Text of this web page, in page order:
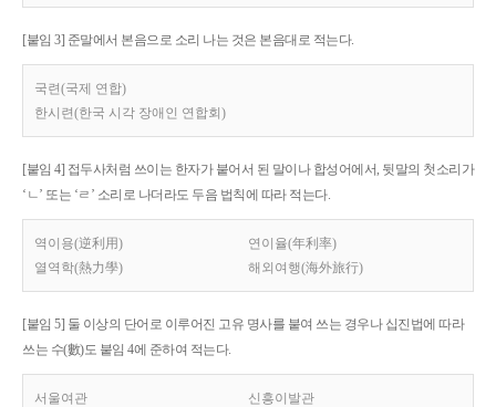
[붙임 3] 준말에서 본음으로 소리 나는 것은 본음대로 적는다.
국련(국제 연합)
한시련(한국 시각 장애인 연합회)
[붙임 4] 접두사처럼 쓰이는 한자가 붙어서 된 말이나 합성어에서, 뒷말의 첫소리가
‘ㄴ’ 또는 ‘ㄹ’ 소리로 나더라도 두음 법칙에 따라 적는다.
역이용(逆利用)
연이율(年利率)
열역학(熱力學)
해외여행(海外旅行)
[붙임 5] 둘 이상의 단어로 이루어진 고유 명사를 붙여 쓰는 경우나 십진법에 따라
쓰는 수(數)도 붙임 4에 준하여 적는다.
서울여관 신흥이발관